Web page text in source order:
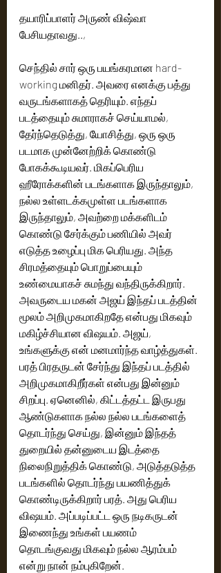
தயாரிப்பாளர் அருண் விஷ்வா
பேசியதாவது..,
செந்தில் சார் ஒரு பயங்கரமான hard-
working மனிதர். அவரை எனக்கு பத்து
வருடங்களாகத் தெரியும். எந்தப்
படத்தையும் சுமாராகச் செய்யாமல்,
தேர்ந்தெடுத்து, யோசித்து, ஒரு ஒரு
படமாக முன்னேற்றிக் கொண்டு
போகக்கூடியவர். மிகப்பெரிய
ஹீரோக்களின் படங்களாக இருந்தாலும்,
நல்ல உள்ளடக்கமுள்ள படங்களாக
இருந்தாலும், அவற்றை மக்களிடம்
கொண்டு சேர்க்கும் பணியில் அவர்
எடுத்த உழைப்பு மிக பெரியது. அந்த
சிரமத்தையும் பொறுப்பையும்
உண்மையாகச் சுமந்து வந்திருக்கிறார்.
அவருடைய மகன் அஜய் இந்தப் படத்தின்
மூலம் அறிமுகமாகிறதே என்பது மிகவும்
மகிழ்ச்சியான விஷயம். அஜய்,
உங்களுக்கு என் மனமார்ந்த வாழ்த்துகள்.
பரத் பிரதருடன் சேர்ந்து இந்தப் படத்தில்
அறிமுகமாகிறீர்கள் என்பது இன்னும்
சிறப்பு. ஏனெனில், கிட்டத்தட்ட இருபது
ஆண்டுகளாக நல்ல நல்ல படங்களைத்
தொடர்ந்து செய்து, இன்னும் இந்தத்
துறையில் தன்னுடைய இடத்தை
நிலைநிறுத்திக் கொண்டு, அடுத்தடுத்த
படங்களில் தொடர்ந்து பயணித்துக்
கொண்டிருக்கிறார் பரத். அது பெரிய
விஷயம். அப்படிப்பட்ட ஒரு நடிகருடன்
இணைந்து உங்கள் பயணம்
தொடங்குவது மிகவும் நல்ல ஆரம்பம்
என்று நான் நம்புகிறேன்.